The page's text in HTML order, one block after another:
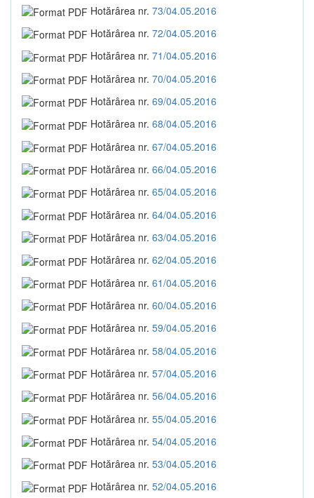
Hotărârea nr. 73/04.05.2016
Hotărârea nr. 72/04.05.2016
Hotărârea nr. 71/04.05.2016
Hotărârea nr. 70/04.05.2016
Hotărârea nr. 69/04.05.2016
Hotărârea nr. 68/04.05.2016
Hotărârea nr. 67/04.05.2016
Hotărârea nr. 66/04.05.2016
Hotărârea nr. 65/04.05.2016
Hotărârea nr. 64/04.05.2016
Hotărârea nr. 63/04.05.2016
Hotărârea nr. 62/04.05.2016
Hotărârea nr. 61/04.05.2016
Hotărârea nr. 60/04.05.2016
Hotărârea nr. 59/04.05.2016
Hotărârea nr. 58/04.05.2016
Hotărârea nr. 57/04.05.2016
Hotărârea nr. 56/04.05.2016
Hotărârea nr. 55/04.05.2016
Hotărârea nr. 54/04.05.2016
Hotărârea nr. 53/04.05.2016
Hotărârea nr. 52/04.05.2016